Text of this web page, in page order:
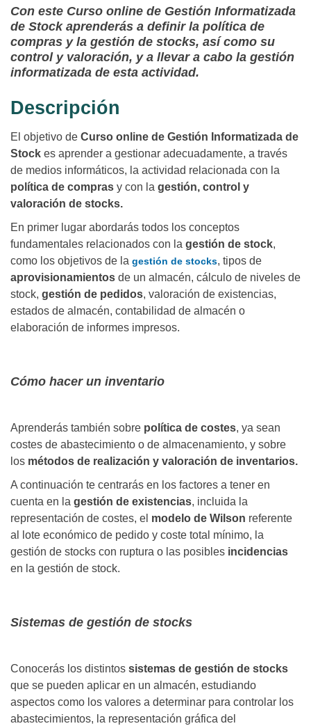
Con este Curso online de Gestión Informatizada
de Stock aprenderás a definir la política de
compras y la gestión de stocks, así como su
control y valoración, y a llevar a cabo la gestión
informatizada de esta actividad.
Descripción
El objetivo de Curso online de Gestión Informatizada de
Stock es aprender a gestionar adecuadamente, a través
de medios informáticos, la actividad relacionada con la
política de compras y con la gestión, control y
valoración de stocks.
En primer lugar abordarás todos los conceptos
fundamentales relacionados con la gestión de stock,
como los objetivos de la gestión de stocks, tipos de
aprovisionamientos de un almacén, cálculo de niveles de
stock, gestión de pedidos, valoración de existencias,
estados de almacén, contabilidad de almacén o
elaboración de informes impresos.
Cómo hacer un inventario
Aprenderás también sobre política de costes, ya sean
costes de abastecimiento o de almacenamiento, y sobre
los métodos de realización y valoración de inventarios.
A continuación te centrarás en los factores a tener en
cuenta en la gestión de existencias, incluida la
representación de costes, el modelo de Wilson referente
al lote económico de pedido y coste total mínimo, la
gestión de stocks con ruptura o las posibles incidencias
en la gestión de stock.
Sistemas de gestión de stocks
Conocerás los distintos sistemas de gestión de stocks
que se pueden aplicar en un almacén, estudiando
aspectos como los valores a determinar para controlar los
abastecimientos, la representación gráfica del